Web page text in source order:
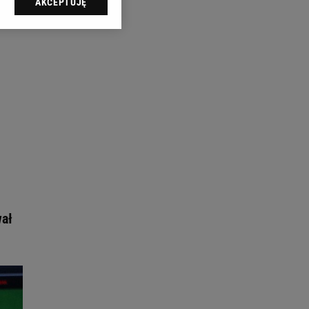
sp. z o.o., jej
swoje preferencje
celów identyfikacji.
reklam i treści,